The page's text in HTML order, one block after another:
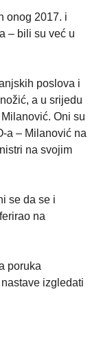
onog 2017. i
– bili su već u
poslova i
a u srijedu
Oni su
a – Milanović na
na svojim
se da se i
na
poruka
izgledati